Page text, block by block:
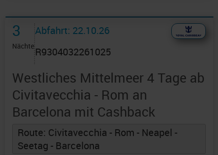
3
Nächte
Abfahrt: 22.10.26
R9304032261025
Westliches Mittelmeer 4 Tage ab
Civitavecchia - Rom an
Barcelona mit Cashback
Route: Civitavecchia - Rom - Neapel -
Seetag - Barcelona